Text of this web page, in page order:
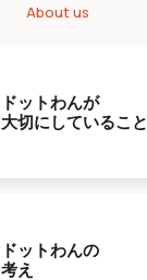
About us
ドットわんが
大切にしていること
ドットわんの
考え